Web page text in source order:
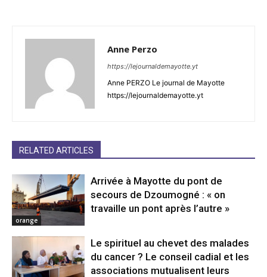
Anne Perzo
https://lejournaldemayotte.yt
Anne PERZO Le journal de Mayotte
https://lejournaldemayotte.yt
RELATED ARTICLES
orange
Arrivée à Mayotte du pont de
secours de Dzoumogné : « on
travaille un pont après l’autre »
Le spirituel au chevet des malades
du cancer ? Le conseil cadial et les
associations mutualisent leurs